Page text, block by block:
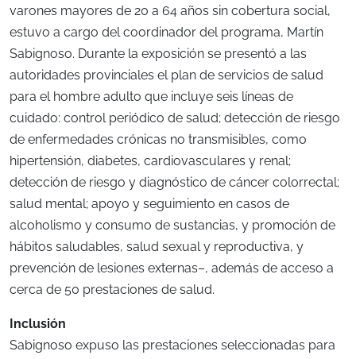
varones mayores de 20 a 64 años sin cobertura social,
estuvo a cargo del coordinador del programa, Martín
Sabignoso. Durante la exposición se presentó a las
autoridades provinciales el plan de servicios de salud
para el hombre adulto que incluye seis líneas de
cuidado: control periódico de salud; detección de riesgo
de enfermedades crónicas no transmisibles, como
hipertensión, diabetes, cardiovasculares y renal;
detección de riesgo y diagnóstico de cáncer colorrectal;
salud mental; apoyo y seguimiento en casos de
alcoholismo y consumo de sustancias, y promoción de
hábitos saludables, salud sexual y reproductiva, y
prevención de lesiones externas–, además de acceso a
cerca de 50 prestaciones de salud.
Inclusión
Sabignoso expuso las prestaciones seleccionadas para